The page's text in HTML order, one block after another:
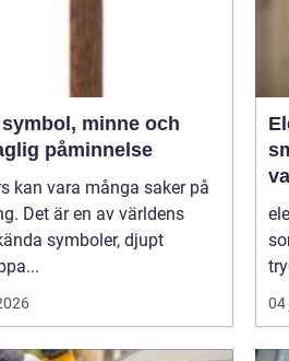
påminnelse
kan vara många saker på
Det är en av världens
symboler, djupt
04